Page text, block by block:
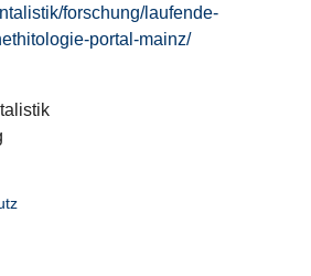
forschung/laufende-
portal-mainz/